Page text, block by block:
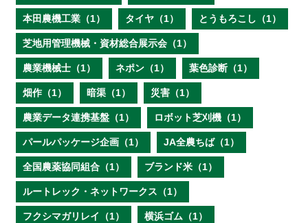
本田農機工業（1） タイヤ（1） とうもろこし（1）
芝地用管理機械・資材総合展示会（1）
農業機械士（1） ネポン（1） 葉色診断（1）
畑作（1） 暗渠（1） 災害（1）
農業データ連携基盤（1） ロボット芝刈機（1）
パールパッケージ企画（1） JA全農ちば（1）
全国農薬協同組合（1） ブランド米（1）
ルートレック・ネットワークス（1）
フクシマガリレイ（1） 横浜ゴム（1）